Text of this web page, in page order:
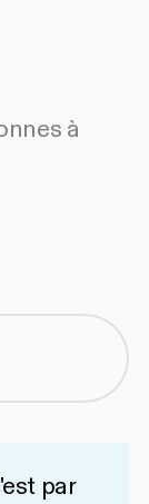
pour
à
par